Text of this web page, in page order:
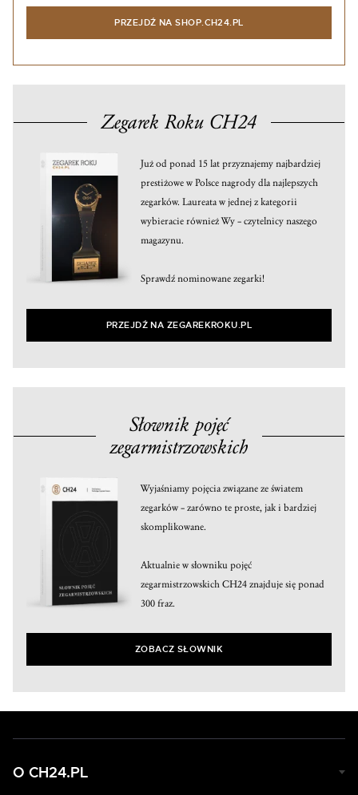
PRZEJDŹ NA SHOP.CH24.PL
Zegarek Roku CH24
Już od ponad 15 lat przyznajemy najbardziej
prestiżowe w Polsce nagrody dla najlepszych
zegarków. Laureata w jednej z kategorii
wybieracie również Wy – czytelnicy naszego
magazynu.
Sprawdź nominowane zegarki!
PRZEJDŹ NA ZEGAREKROKU.PL
Słownik pojęć
zegarmistrzowskich
Wyjaśniamy pojęcia związane ze światem
zegarków – zarówno te proste, jak i bardziej
skomplikowane.
Aktualnie w słowniku pojęć
zegarmistrzowskich CH24 znajduje się ponad
300 fraz.
ZOBACZ SŁOWNIK
O CH24.PL